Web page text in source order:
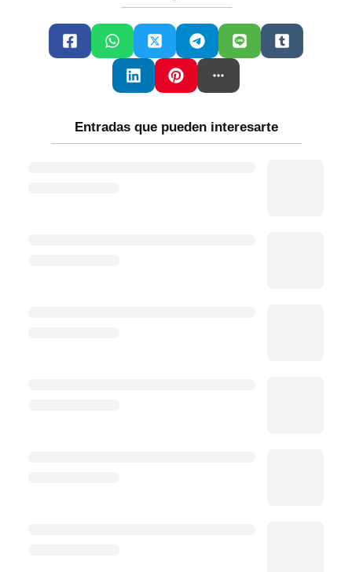
Entradas que pueden interesarte